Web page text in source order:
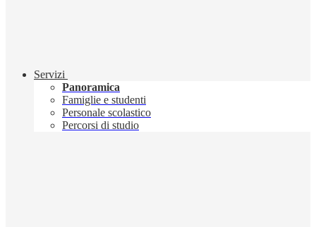
Servizi
Panoramica
Famiglie e studenti
Personale scolastico
Percorsi di studio